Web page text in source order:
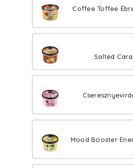
Coffee Toffee
Salted
Mood Booster